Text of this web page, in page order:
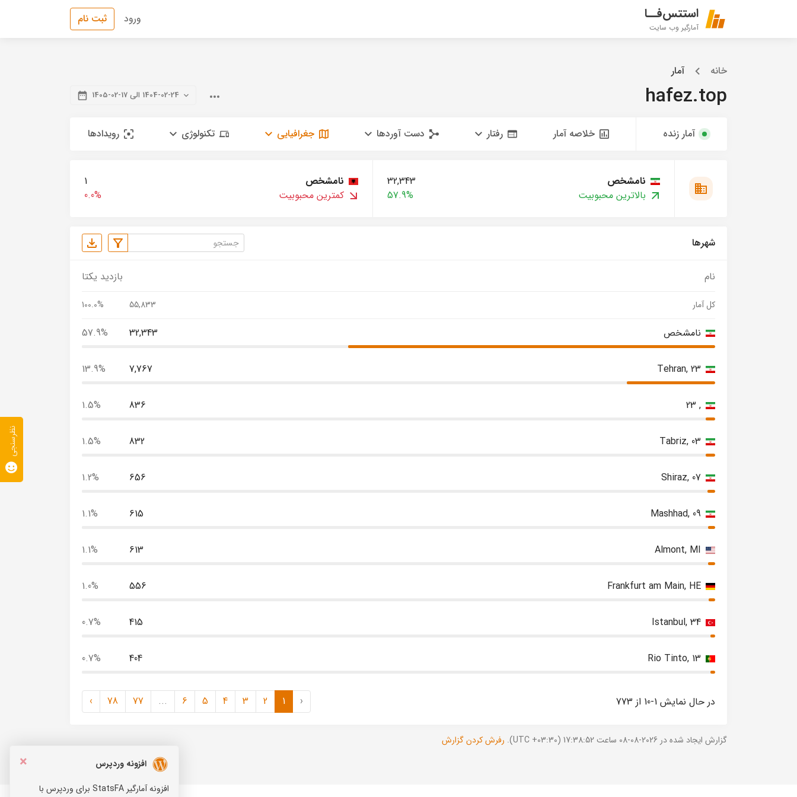
استتس‌فــا
آمارگیر وب سایت
ورود ثبت نام
خانه آمار
hafez.top 1404-02-24 الی 17-02-1405
آمار زنده خلاصه آمار رفتار دست آوردها جغرافیایی تکنولوژی رویدادها
نامشخص
32,343
بالاترین محبوبیت
57.9%
نامشخص
1
کمترین محبوبیت
0.0%
شهرها
نام بازدید یکتا
کل آمار 55,833
100.0%
نامشخص 32,343
57.9%
Tehran, 23
7,767
13.9%
, 23
836
1.5%
Tabriz, 03
832
1.5%
Shiraz, 07
656
1.2%
Mashhad, 09
615
1.1%
Almont, MI
613
1.1%
Frankfurt am Main, HE
556
1.0%
Istanbul, 34
415
0.7%
Rio Tinto, 13
404
0.7%
در حال نمایش 1-10 از 773 ‹
1
2
3
4
5
6
...
77
78
›
گزارش ایجاد شده در 2026-08-08 ساعت 17:38:52 (UTC +03:30). رفرش کردن گزارش
×
افزونه وردپرس
افزونه آمارگیر StatsFA برای وردپرس با
نظرسنجی